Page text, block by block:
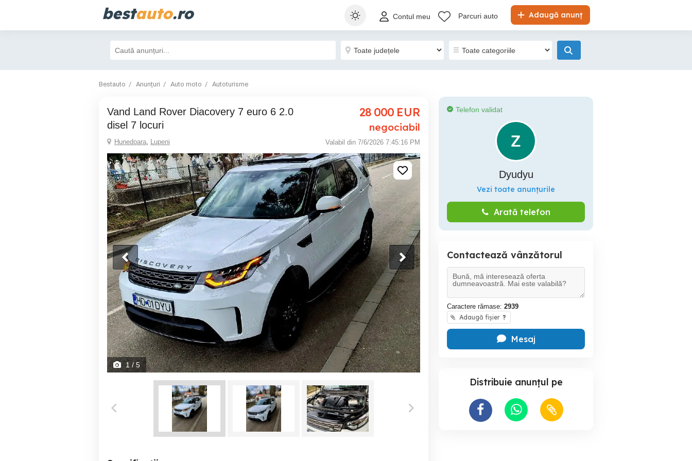
bestauto.ro Adaugă anunț
Contul meu Parcuri auto
Bestauto Anunțuri Auto moto Autoturisme
Vand Land Rover Diacovery 7 euro 6 2.0
disel 7 locuri
28 000 EUR
negociabil
Hunedoara, Lupeni Valabil din 7/6/2026 7:45:16 PM
1/ 5
Telefon validat
Dyudyu
Vezi toate anunțurile
Arată telefon
Contactează vânzătorul
Caractere rămase: 2939
Adaugă fișier ?
Mesaj
Distribuie anunțul pe